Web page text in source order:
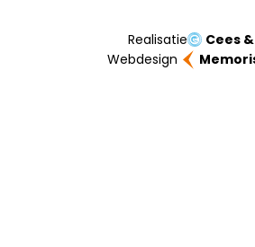
Realisatie
Cees
Webdesign